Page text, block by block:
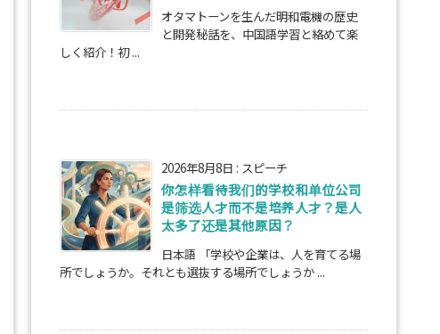
オタマトーンを生んだ明和電機の歴史
と開発秘話を、中国語学習と絡めて楽
しく紹介！初 ...
2026年8月8日 : スピーチ
你怎样看待我们的学校和单位公司
是筛选人才而不是培养人才？是人
太多了还是其他原因？
日本語 「学校や企業は、人を育てる場
所でしょうか。それとも選抜する場所でしょうか ...